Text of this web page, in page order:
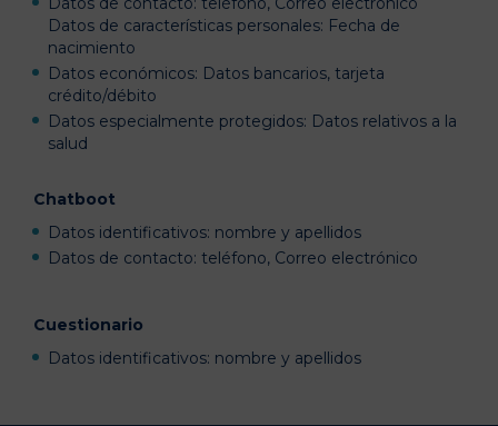
Datos de características personales: Fecha de
nacimiento
Datos económicos: Datos bancarios, tarjeta
crédito/débito
Datos especialmente protegidos: Datos relativos a la
salud
Chatboot
Datos identificativos: nombre y apellidos
Datos de contacto: teléfono, Correo electrónico
Cuestionario
Datos identificativos: nombre y apellidos